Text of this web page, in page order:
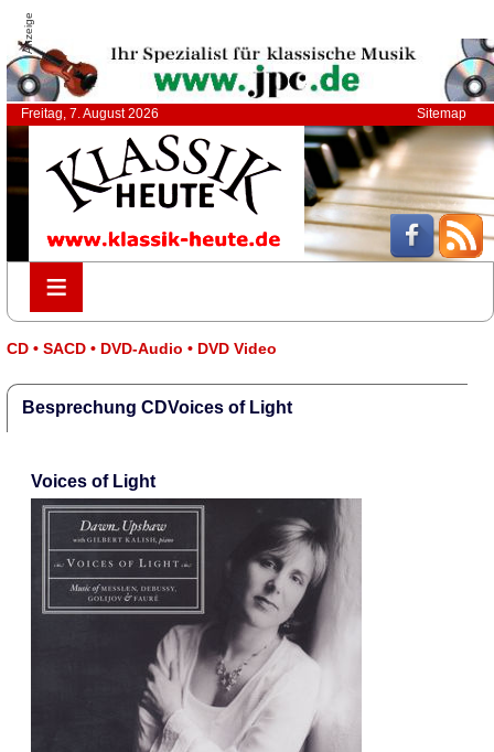
Anzeige
Freitag, 7. August 2026 Sitemap
≡
≡
CD • SACD • DVD-Audio • DVD Video
Besprechung CDVoices of Light
Voices of Light